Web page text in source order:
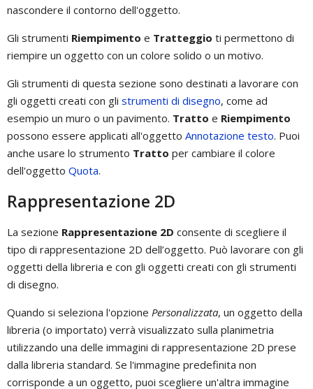
nascondere il contorno dell'oggetto.
Gli strumenti Riempimento e Tratteggio ti permettono di
riempire un oggetto con un colore solido o un motivo.
Gli strumenti di questa sezione sono destinati a lavorare con
gli oggetti creati con gli strumenti di disegno, come ad
esempio un muro o un pavimento. Tratto e Riempimento
possono essere applicati all'oggetto Annotazione testo. Puoi
anche usare lo strumento Tratto per cambiare il colore
dell'oggetto Quota.
Rappresentazione 2D
La sezione Rappresentazione 2D consente di scegliere il
tipo di rappresentazione 2D dell’oggetto. Può lavorare con gli
oggetti della libreria e con gli oggetti creati con gli strumenti
di disegno.
Quando si seleziona l'opzione Personalizzata, un oggetto della
libreria (o importato) verrà visualizzato sulla planimetria
utilizzando una delle immagini di rappresentazione 2D prese
dalla libreria standard. Se l'immagine predefinita non
corrisponde a un oggetto, puoi scegliere un'altra immagine